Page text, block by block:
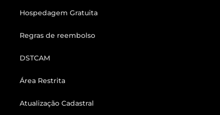
Hospedagem Gratuita
Regras de reembolso
DSTCAM
Área Restrita
Atualização Cadastral